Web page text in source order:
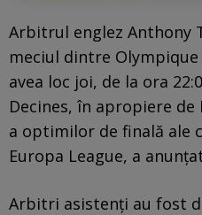
Arbitrul englez Anthony
meciul dintre Olympique
avea loc joi, de la ora
Decines, în apropiere de
a optimilor de finală ale
Europa League, a
Arbitri asistenți au fost